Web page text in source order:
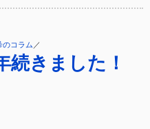
のコラム ／
続きました！